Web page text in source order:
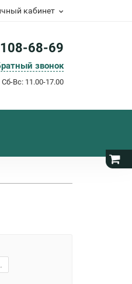
кабинет
108-68-69
звонок
Вс: 11.00-17.00